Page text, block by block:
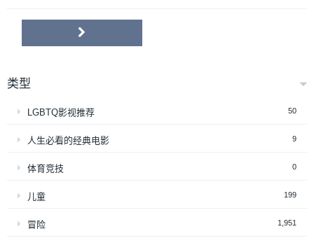
类型
LGBTQ影视推荐 50
人生必看的经典电影 9
体育竞技 0
儿童 199
冒险 1,951